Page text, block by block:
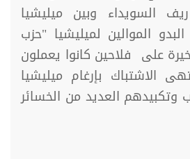
السويداء وبين ميليشيا
الموالين لميليشيا "حزب
على فلاحين كانوا يعملون
الاشتباك بإرغام ميليشيا
وتكبيدهم العديد من الخسائر